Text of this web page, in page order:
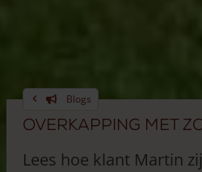
Blogs
Overkapping met
Lees hoe klant Martin